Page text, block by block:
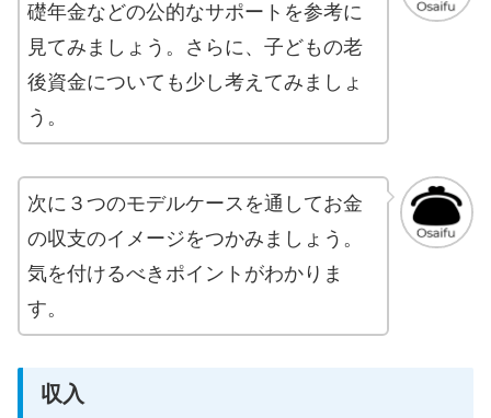
礎年金などの公的なサポートを参考に
見てみましょう。さらに、子どもの老
後資金についても少し考えてみましょ
う。
次に３つのモデルケースを通してお金
の収支のイメージをつかみましょう。
気を付けるべきポイントがわかりま
す。
収入